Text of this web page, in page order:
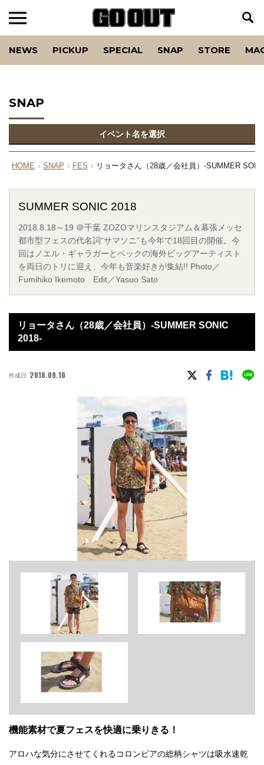
NEWS PICKUP SPECIAL SNAP STORE
SNAP
イベント名を選択
HOME › SNAP › FES › リョータさん（28歳／会社員）-SUMMER
SUMMER SONIC 2018
2018.8.18～19 ＠千葉 ZOZOマリンスタジアム＆幕張メッセ
都市型フェスの代名詞“サマソニ”も今年で18回目の開催。今
回はノエル・ギャラガーとベックの海外ビッグアーティスト
を両日のトリに迎え、今年も音楽好きが集結!! Photo／
Fumihiko Ikemoto Edit／Yasuo Sato
リョータさん（28歳／会社員）-SUMMER SONIC
2018-
作成日 2018.09.10
機能素材で夏フェスを快適に乗りきる！
アロハな気分にさせてくれるコロンビアの総柄シャツは吸水速乾